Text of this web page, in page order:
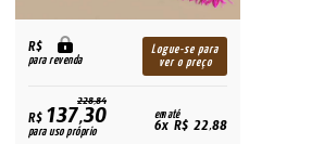
R$
para revenda
Logue-se para
ver o preço
228,84
R$137,30
para uso próprio
em até
6x R$ 22,88